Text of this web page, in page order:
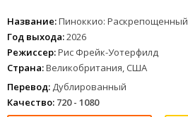
Название:Пиноккио: Раскрепощенный
Год выхода:2026
Режиссер:Рис Фрейк-Уотерфилд
Страна:Великобритания, США
Перевод: Дублированный
Качество: 720 - 1080